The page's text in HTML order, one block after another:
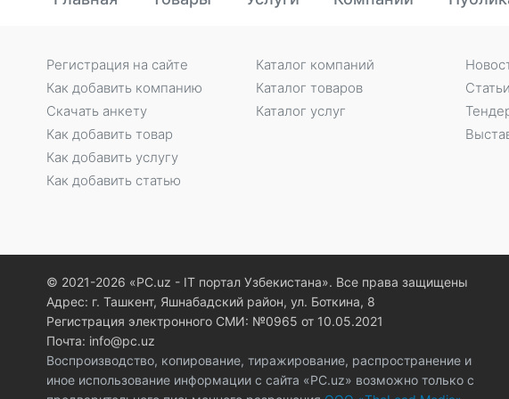
Регистрация на сайте
Как добавить компанию
Скачать анкету
Как добавить товар
Как добавить услугу
Как добавить статью
Каталог компаний
Каталог товаров
Каталог услуг
© 2021-2026 «PC.uz - IT портал Узбекистана». Все права защищены
Адрес: г. Ташкент, Яшнабадский район, ул. Боткина, 8
Регистрация электронного СМИ: №0965 от 10.05.2021
Почта: info@pc.uz
Воспроизводство, копирование, тиражирование, распространение и
иное использование информации с сайта «PC.uz» возможно только с